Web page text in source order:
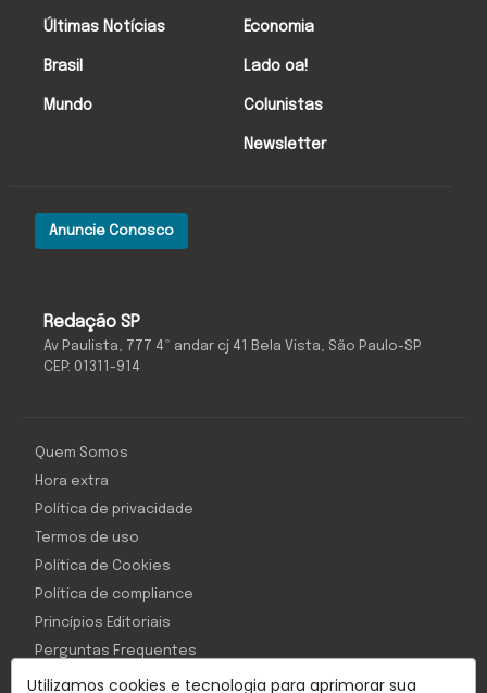
Utilizamos cookies e tecnologia para aprimorar sua
Redação SP
Av Paulista, 777 4º andar cj 41 Bela Vista, São Paulo-SP
CEP: 01311-914
Anuncie Conosco
Últimas Notícias
Brasil
Mundo
Economia
Lado oa!
Colunistas
Newsletter
Quem Somos
Hora extra
Política de privacidade
Termos de uso
Política de Cookies
Política de compliance
Princípios Editoriais
Perguntas Frequentes